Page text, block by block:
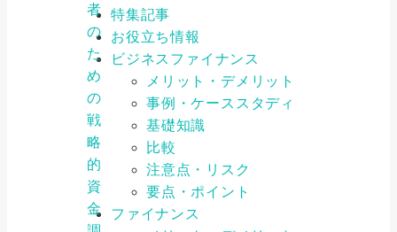
者
の
た
め
の
戦
略
的
資
金
特集記事
お役立ち情報
ビジネスファイナンス
メリット・デメリット
事例・ケーススタディ
基礎知識
比較
注意点・リスク
要点・ポイント
ファイナンス